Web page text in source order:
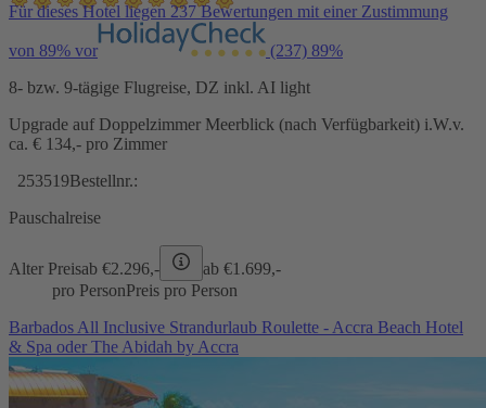
Für dieses Hotel liegen 237 Bewertungen mit einer Zustimmung
von 89% vor (237) 89%
8- bzw. 9-tägige Flugreise, DZ inkl. AI light
Upgrade auf Doppelzimmer Meerblick (nach Verfügbarkeit) i.W.v.
ca. € 134,- pro Zimmer
253519Bestellnr.:
Pauschalreise
Alter Preisab €2.296,- ab €1.699,-
pro PersonPreis pro Person
Barbados All Inclusive Strandurlaub Roulette - Accra Beach Hotel
& Spa oder The Abidah by Accra